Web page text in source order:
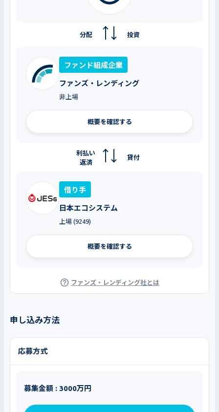
投資
分配
ファンド組成企業
ファンズ・レンディング
非上場
概要を確認する
貸付
利払い
返済
借り手
日本エコシステム
上場 (9249)
概要を確認する
ファンズ・レンディング社とは
申し込み方法
応募方式
募集金額 : 3000万円